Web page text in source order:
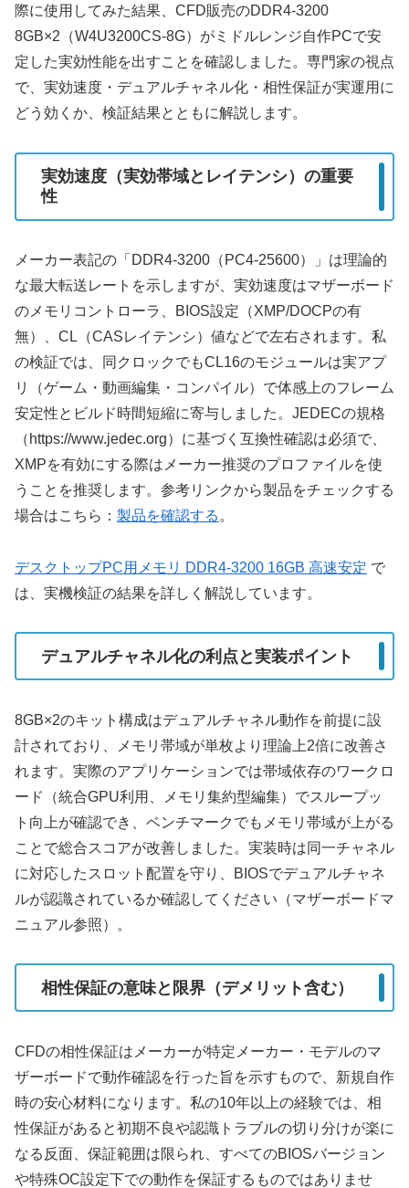
際に使用してみた結果、CFD販売のDDR4-3200
8GB×2（W4U3200CS-8G）がミドルレンジ自作PCで安
定した実効性能を出すことを確認しました。専門家の視点
で、実効速度・デュアルチャネル化・相性保証が実運用に
どう効くか、検証結果とともに解説します。
実効速度（実効帯域とレイテンシ）の重要
性
メーカー表記の「DDR4-3200（PC4-25600）」は理論的
な最大転送レートを示しますが、実効速度はマザーボード
のメモリコントローラ、BIOS設定（XMP/DOCPの有
無）、CL（CASレイテンシ）値などで左右されます。私
の検証では、同クロックでもCL16のモジュールは実アプ
リ（ゲーム・動画編集・コンパイル）で体感上のフレーム
安定性とビルド時間短縮に寄与しました。JEDECの規格
（https://www.jedec.org）に基づく互換性確認は必須で、
XMPを有効にする際はメーカー推奨のプロファイルを使
うことを推奨します。参考リンクから製品をチェックする
場合はこちら： 製品を確認する 。
デスクトップPC用メモリ DDR4-3200 16GB 高速安定 で
は、実機検証の結果を詳しく解説しています。
デュアルチャネル化の利点と実装ポイント
8GB×2のキット構成はデュアルチャネル動作を前提に設
計されており、メモリ帯域が単枚より理論上2倍に改善さ
れます。実際のアプリケーションでは帯域依存のワークロ
ード（統合GPU利用、メモリ集約型編集）でスループッ
ト向上が確認でき、ベンチマークでもメモリ帯域が上がる
ことで総合スコアが改善しました。実装時は同一チャネル
に対応したスロット配置を守り、BIOSでデュアルチャネ
ルが認識されているか確認してください（マザーボードマ
ニュアル参照）。
相性保証の意味と限界（デメリット含む）
CFDの相性保証はメーカーが特定メーカー・モデルのマ
ザーボードで動作確認を行った旨を示すもので、新規自作
時の安心材料になります。私の10年以上の経験では、相
性保証があると初期不良や認識トラブルの切り分けが楽に
なる反面、保証範囲は限られ、すべてのBIOSバージョン
や特殊OC設定下での動作を保証するものではありませ